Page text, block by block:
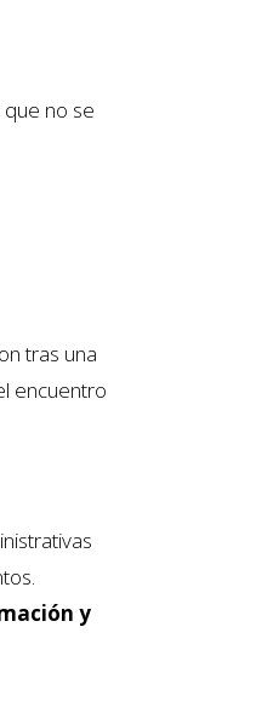
no se
tras una
encuentro
y